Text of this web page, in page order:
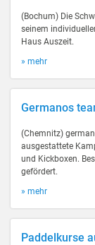
(Bochum) Die
seinem
Haus Auszeit.
» mehr
Germanos
(Chemnitz)
ausgestattete
und Kickboxen.
gefördert.
» mehr
Paddelkurse